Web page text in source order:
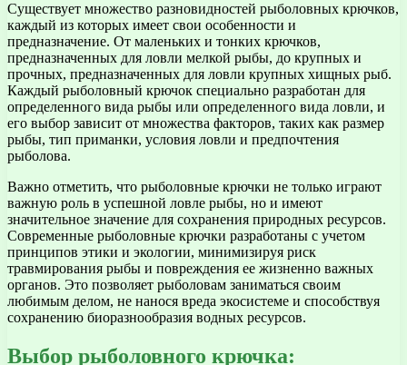
Существует множество разновидностей рыболовных крючков,
каждый из которых имеет свои особенности и
предназначение. От маленьких и тонких крючков,
предназначенных для ловли мелкой рыбы, до крупных и
прочных, предназначенных для ловли крупных хищных рыб.
Каждый рыболовный крючок специально разработан для
определенного вида рыбы или определенного вида ловли, и
его выбор зависит от множества факторов, таких как размер
рыбы, тип приманки, условия ловли и предпочтения
рыболова.
Важно отметить, что рыболовные крючки не только играют
важную роль в успешной ловле рыбы, но и имеют
значительное значение для сохранения природных ресурсов.
Современные рыболовные крючки разработаны с учетом
принципов этики и экологии, минимизируя риск
травмирования рыбы и повреждения ее жизненно важных
органов. Это позволяет рыболовам заниматься своим
любимым делом, не нанося вреда экосистеме и способствуя
сохранению биоразнообразия водных ресурсов.
Выбор рыболовного крючка: